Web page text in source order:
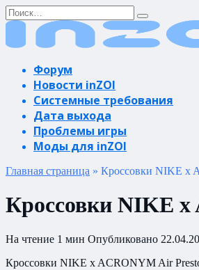
Перейти
к
содержанию
Search
for:
Форум
Новости inZOI
Системные требования
Дата выхода
Проблемы игры
Моды для inZOI
Главная страница » Кроссовки NIKE x
Кроссовки NIKE
На чтение 1 мин Опубликовано
Кроссовки NIKE x ACRONYM Air